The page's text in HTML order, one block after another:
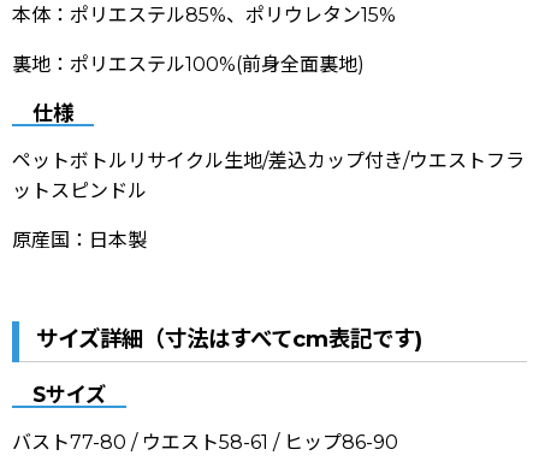
本体：ポリエステル85%、ポリウレタン15%
裏地：ポリエステル100%(前身全面裏地)
仕様
ペットボトルリサイクル生地/差込カップ付き/ウエストフラ
ットスピンドル
原産国：日本製
サイズ詳細（寸法はすべてcm表記です)
Sサイズ
バスト77-80 / ウエスト58-61 / ヒップ86-90